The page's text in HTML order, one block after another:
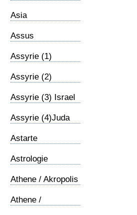
Asia
Assus
Assyrie (1)
Assyrie (2)
Assyrie (3) Israel
Assyrie (4)Juda
Astarte
Astrologie
Athene / Akropolis
Athene /